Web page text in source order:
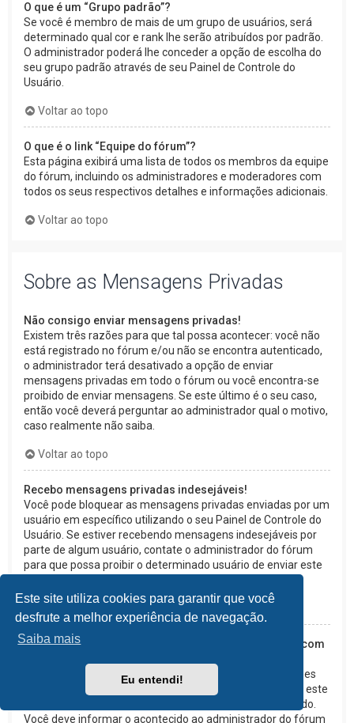
Este site utiliza cookies para garantir que você
desfrute a melhor experiência de navegação.
Saiba mais
Eu entendi!
O que é um “Grupo padrão”?
Se você é membro de mais de um grupo de usuários, será
determinado qual cor e rank lhe serão atribuídos por padrão.
O administrador poderá lhe conceder a opção de escolha do
seu grupo padrão através de seu Painel de Controle do
Usuário.
Voltar ao topo
O que é o link “Equipe do fórum”?
Esta página exibirá uma lista de todos os membros da equipe
do fórum, incluindo os administradores e moderadores com
todos os seus respectivos detalhes e informações adicionais.
Voltar ao topo
Sobre as Mensagens Privadas
Não consigo enviar mensagens privadas!
Existem três razões para que tal possa acontecer: você não
está registrado no fórum e/ou não se encontra autenticado,
o administrador terá desativado a opção de enviar
mensagens privadas em todo o fórum ou você encontra-se
proibido de enviar mensagens. Se este último é o seu caso,
então você deverá perguntar ao administrador qual o motivo,
caso realmente não saiba.
Voltar ao topo
Recebo mensagens privadas indesejáveis!
Você pode bloquear as mensagens privadas enviadas por um
usuário em específico utilizando o seu Painel de Controle do
Usuário. Se estiver recebendo mensagens indesejáveis por
parte de algum usuário, contate o administrador do fórum
para que possa proibir o determinado usuário de enviar este
Recebi de alguém neste fórum mensagens de e-mail com
Embora o sistema de e-mails deste fórum possuir funções
de segurança que tentem detectar usuários que enviem este
tipo de mensagens, lamentamos que tal tenha acontecido.
Você deve informar o acontecido ao administrador do fórum